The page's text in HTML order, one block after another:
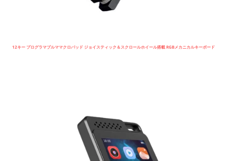
12キー プログラマブルママクロパッド ジョイスティック＆スクロールホイール搭載 RGBメカニカルキーボード